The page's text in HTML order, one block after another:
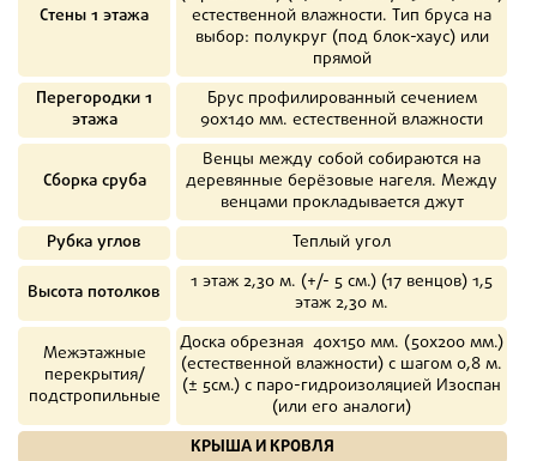
Стены 1 этажа
естественной влажности. Тип бруса на
выбор: полукруг (под блок-хаус) или
прямой
Перегородки 1
этажа
Брус профилированный сечением
90х140 мм. естественной влажности
Сборка сруба
Венцы между собой собираются на
деревянные берёзовые нагеля. Между
венцами прокладывается джут
Рубка углов
Теплый угол
Высота потолков
1 этаж 2,30 м. (+/- 5 см.) (17 венцов) 1,5
этаж 2,30 м.
Межэтажные
перекрытия/
подстропильные
Доска обрезная 40х150 мм. (50х200 мм.)
(естественной влажности) с шагом 0,8 м.
(± 5см.) с паро-гидроизоляцией Изоспан
(или его аналоги)
КРЫША И КРОВЛЯ